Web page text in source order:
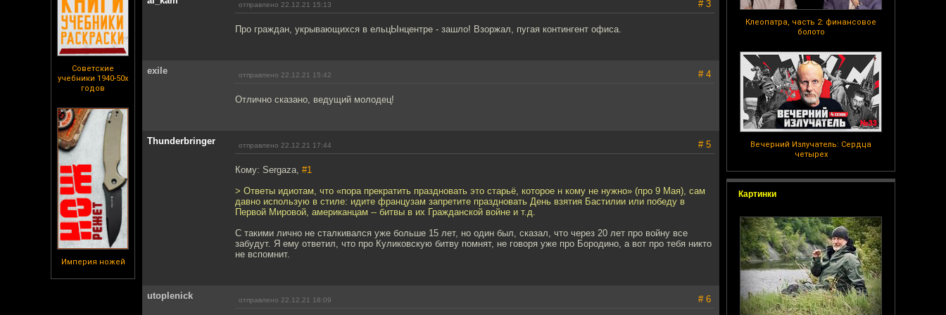
Советские
учебники 1940-50х
годов
Империя ножей
Клеопатра, часть 2: финансовое
болото
Вечерний Излучатель: Сердца
четырех
Картинки
отправлено 22.12.21 15:13 # 3
Про граждан, укрывающихся в ельцЫнцентре - зашло! Взоржал, пугая контингент офиса.
exile отправлено 22.12.21 15:42 # 4
Отлично сказано, ведущий молодец!
Thunderbringer отправлено 22.12.21 17:44 # 5
Кому: Sergaza, #1
> Ответы идиотам, что «пора прекратить праздновать это старьё, которое н кому не нужно» (про 9 Мая), сам
давно использую в стиле: идите французам запретите праздновать День взятия Бастилии или победу в
Первой Мировой, американцам -- битвы в их Гражданской войне и т.д.
С такими лично не сталкивался уже больше 15 лет, но один был, сказал, что через 20 лет про войну все
забудут. Я ему ответил, что про Куликовскую битву помнят, не говоря уже про Бородино, а вот про тебя никто
не вспомнит.
utoplenick отправлено 22.12.21 18:09 # 6